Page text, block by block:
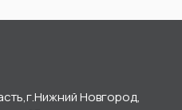
Новгород,